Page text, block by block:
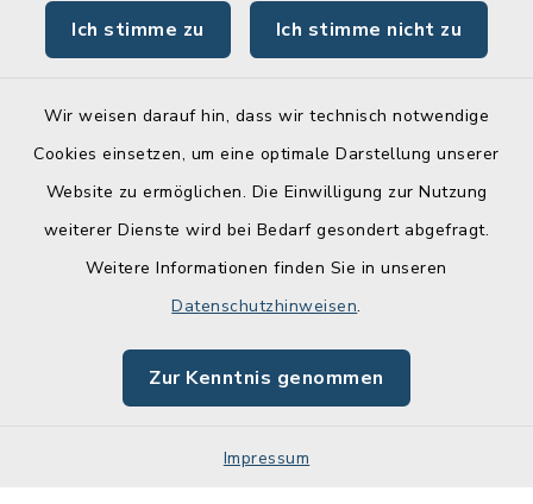
Ich stimme zu Ich stimme nicht zu
Wir weisen darauf hin, dass wir technisch notwendige
Cookies einsetzen, um eine optimale Darstellung unserer
Website zu ermöglichen. Die Einwilligung zur Nutzung
weiterer Dienste wird bei Bedarf gesondert abgefragt.
Weitere Informationen finden Sie in unseren
Datenschutzhinweisen.
Zur Kenntnis genommen
Impressum
Online-Service
Barrierefreiheit
Impressum
Sitemap